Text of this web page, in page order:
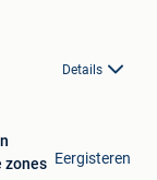
Details
zones Eergisteren